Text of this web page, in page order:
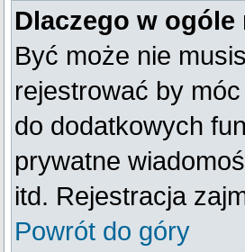
Dlaczego w
Być może nie
rejestrować by
do dodatkowych
prywatne
itd. Rejestracja
Powrót do góry